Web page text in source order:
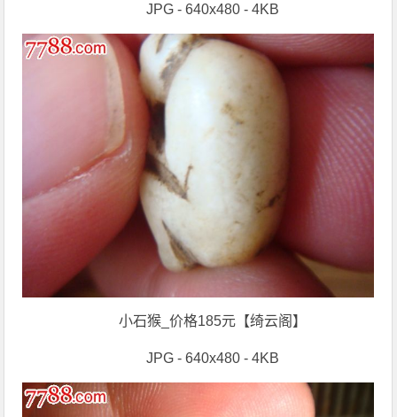
JPG - 640x480 - 4KB
小石猴_价格185元【绮云阁】
JPG - 640x480 - 4KB